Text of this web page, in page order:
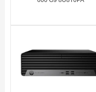
(W x D x H)